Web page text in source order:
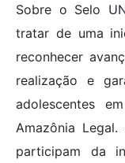
Sobre o Selo
tratar de uma
reconhecer
realização e
adolescentes
Amazônia
participam da